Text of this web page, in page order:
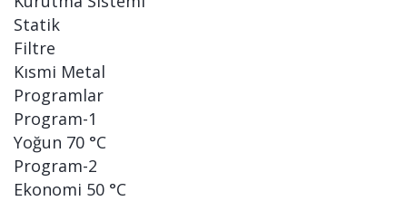
Statik
Filtre
Kısmi Metal
Programlar
Program-1
Yoğun 70 °C
Program-2
Ekonomi 50 °C